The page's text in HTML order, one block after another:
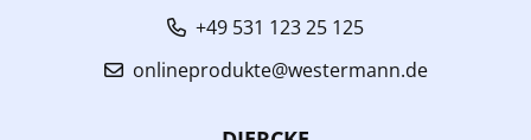
+49 531 123 25 125
onlineprodukte@westermann.de